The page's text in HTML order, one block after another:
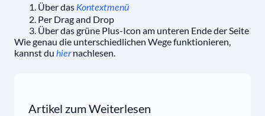
Über das Kontextmenü
Per Drag and Drop
Über das grüne Plus-Icon am unteren Ende der Seite
Wie genau die unterschiedlichen Wege funktionieren,
kannst du hiernachlesen.
Artikel zum Weiterlesen